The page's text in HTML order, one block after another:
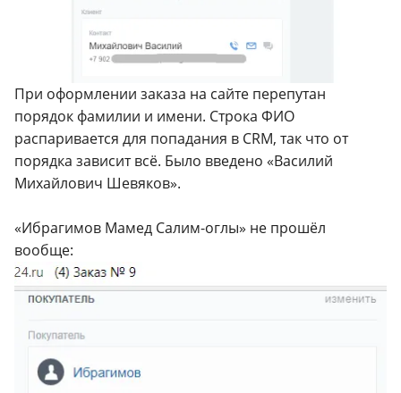
При оформлении заказа на сайте перепутан
порядок фамилии и имени. Строка ФИО
распаривается для попадания в CRM, так что от
порядка зависит всё. Было введено «Василий
Михайлович Шевяков».
«Ибрагимов Мамед Салим-оглы» не прошёл
вообще: